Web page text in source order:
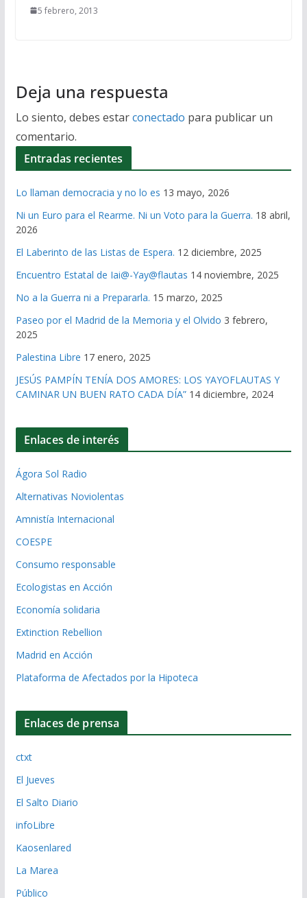
5 febrero, 2013
Deja una respuesta
Lo siento, debes estarconectado para publicar un
comentario.
Entradas recientes
Lo llaman democracia y no lo es 13 mayo, 2026
Ni un Euro para el Rearme. Ni un Voto para la Guerra. 18 abril,
2026
El Laberinto de las Listas de Espera. 12 diciembre, 2025
Encuentro Estatal de Iai@-Yay@flautas 14 noviembre, 2025
No a la Guerra ni a Prepararla. 15 marzo, 2025
Paseo por el Madrid de la Memoria y el Olvido 3 febrero,
2025
Palestina Libre 17 enero, 2025
JESÚS PAMPÍN TENÍA DOS AMORES: LOS YAYOFLAUTAS Y
CAMINAR UN BUEN RATO CADA DÍA” 14 diciembre, 2024
Enlaces de interés
Ágora Sol Radio
Alternativas Noviolentas
Amnistía Internacional
COESPE
Consumo responsable
Ecologistas en Acción
Economía solidaria
Extinction Rebellion
Madrid en Acción
Plataforma de Afectados por la Hipoteca
Enlaces de prensa
ctxt
El Jueves
El Salto Diario
infoLibre
Kaosenlared
La Marea
Público